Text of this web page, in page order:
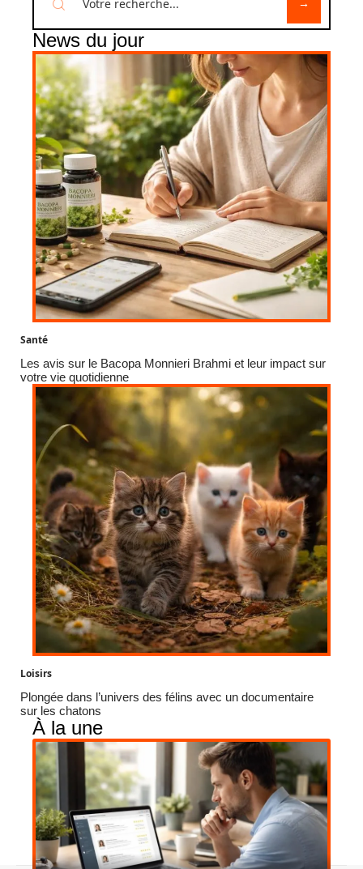
News du jour
Santé
Les avis sur le Bacopa Monnieri Brahmi et leur impact sur
votre vie quotidienne
Loisirs
Plongée dans l’univers des félins avec un documentaire
sur les chatons
À la une